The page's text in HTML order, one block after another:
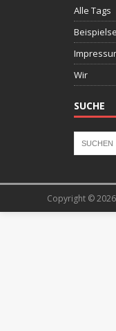
Alle Tags
Wir
SUCHE
Copyright ©